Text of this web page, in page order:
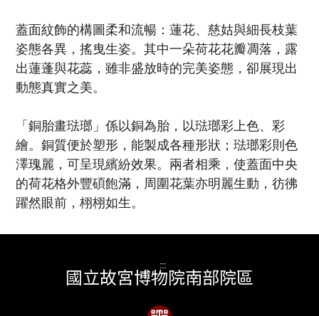
蓋面紋飾的構圖柔和流暢：蓮花、慈姑與細長枝葉
姿態各異，搖曳生姿。其中一朵荷花花瓣凋落，露
出蓮蓬與花蕊，雖非盛放時的完美姿態，卻展現出
動態真實之美。
「銅胎畫琺瑯」係以銅為胎，以琺瑯彩上色、彩
繪。銅質便於塑形，能製成各種形狀；琺瑯彩則色
澤瑰麗，可呈現繽紛效果。兩者相乘，使蓋面中央
的荷花格外豐碩飽滿，周圍花葉亦明麗生動，彷彿
躍然眼前，栩栩如生。
:::
國立故宮博物院南部院區